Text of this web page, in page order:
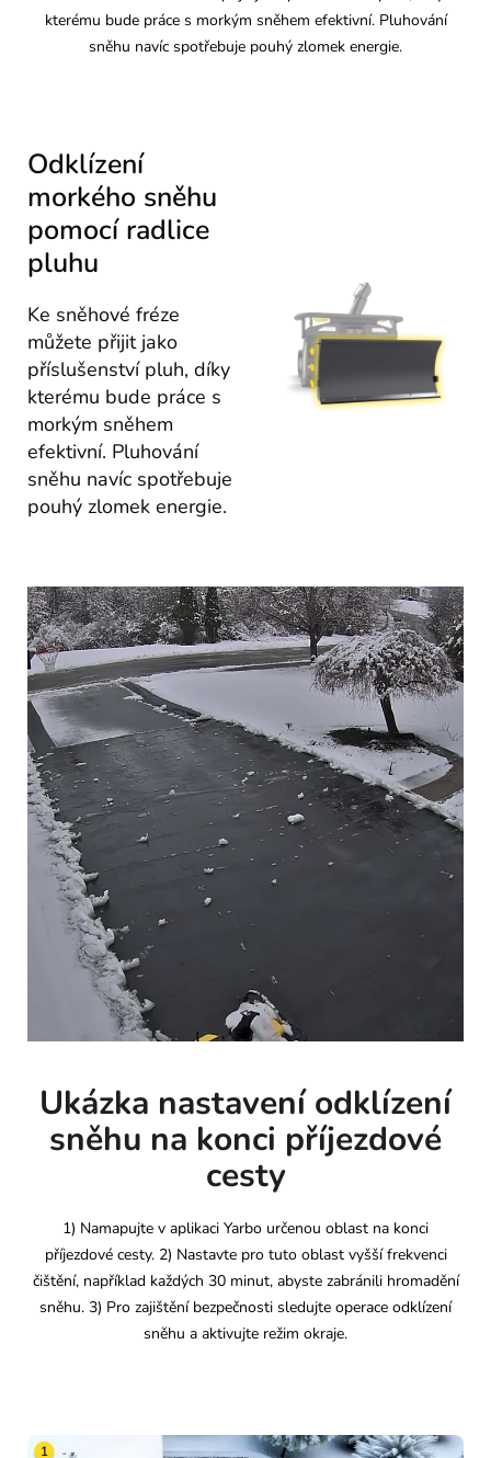
kterému bude práce s morkým sněhem efektivní. Pluhování
sněhu navíc spotřebuje pouhý zlomek energie.
Odklízení
morkého sněhu
pomocí radlice
pluhu
Ke sněhové fréze
můžete přijit jako
příslušenství pluh, díky
kterému bude práce s
morkým sněhem
efektivní. Pluhování
sněhu navíc spotřebuje
pouhý zlomek energie.
Ukázka nastavení odklízení
sněhu na konci příjezdové
cesty
1) Namapujte v aplikaci Yarbo určenou oblast na konci
příjezdové cesty. 2) Nastavte pro tuto oblast vyšší frekvenci
čištění, například každých 30 minut, abyste zabránili hromadění
sněhu. 3) Pro zajištění bezpečnosti sledujte operace odklízení
sněhu a aktivujte režim okraje.